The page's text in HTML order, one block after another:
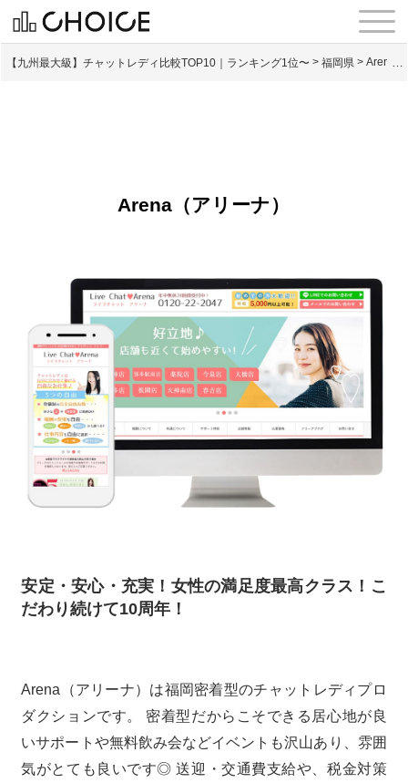
【九州最大級】チャットレディ比較TOP10｜ランキング1位〜 >福岡県 >Arena
Arena（アリーナ）
安定・安心・充実！女性の満足度最高クラス！こ
だわり続けて10周年！
Arena（アリーナ）は福岡密着型のチャットレディプロ
ダクションです。 密着型だからこそできる居心地が良
いサポートや無料飲み会などイベントも沢山あり、雰囲
気がとても良いです◎ 送迎・交通費支給や、税金対策